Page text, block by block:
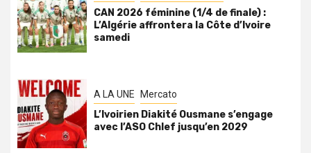
CAN 2026 féminine (1/4 de finale) :
L’Algérie affrontera la Côte d’Ivoire
samedi
A LA UNE Mercato
L’Ivoirien Diakité Ousmane s’engage
avec l’ASO Chlef jusqu’en 2029